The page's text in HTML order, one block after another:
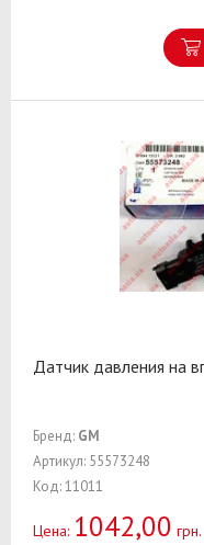
Датчик давления на
Бренд: GM
Артикул: 55573248
Код: 11011
Цена: 1042,00 грн.